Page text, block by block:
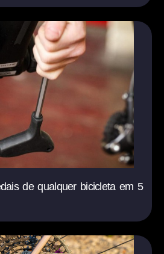
de qualquer bicicleta em 5